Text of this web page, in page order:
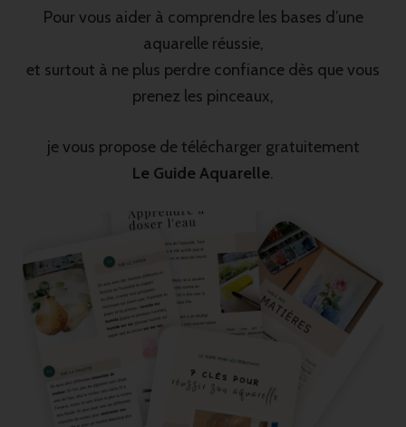
Pour vous aider à comprendre les bases d’une
aquarelle réussie,
et surtout à ne plus perdre confiance dès que vous
prenez les pinceaux,
je vous propose de télécharger gratuitement
Le Guide Aquarelle.